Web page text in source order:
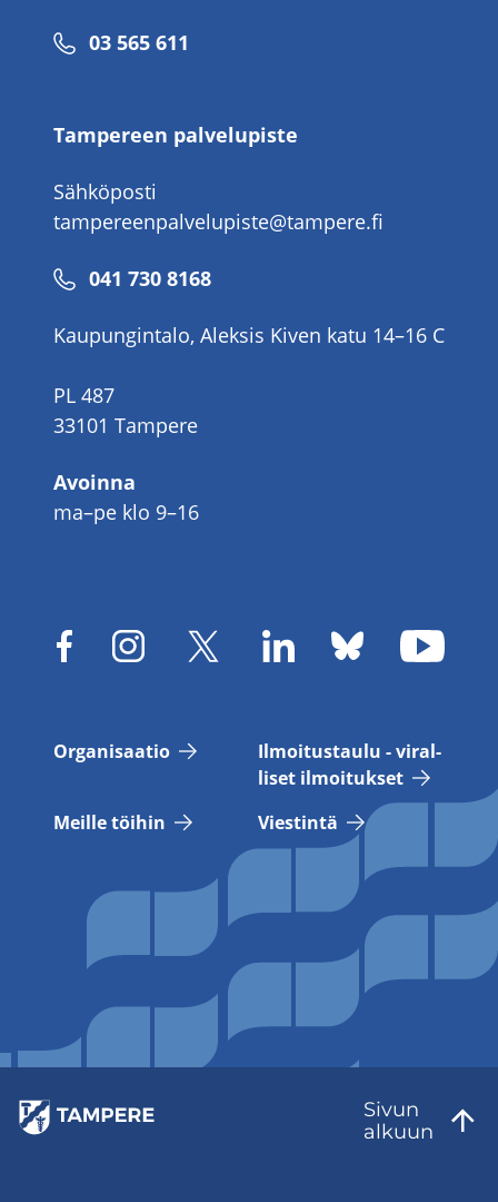
Puhelinnumero
03 565 611
Tampereen palvelupiste
Sähköposti
tampereenpalvelupiste@tampere.fi
Puhelinnumero
041 730 8168
Kaupungintalo, Aleksis Kiven katu 14–16 C
PL 487
33101 Tampere
Avoinna
ma–pe klo 9–16
Or­ga­ni­saa­tio
Il­moi­tus­tau­lu - vi­ral­
li­set il­moi­tuk­set
Meil­le töi­hin
Vies­tin­tä
Sivun
al­kuun